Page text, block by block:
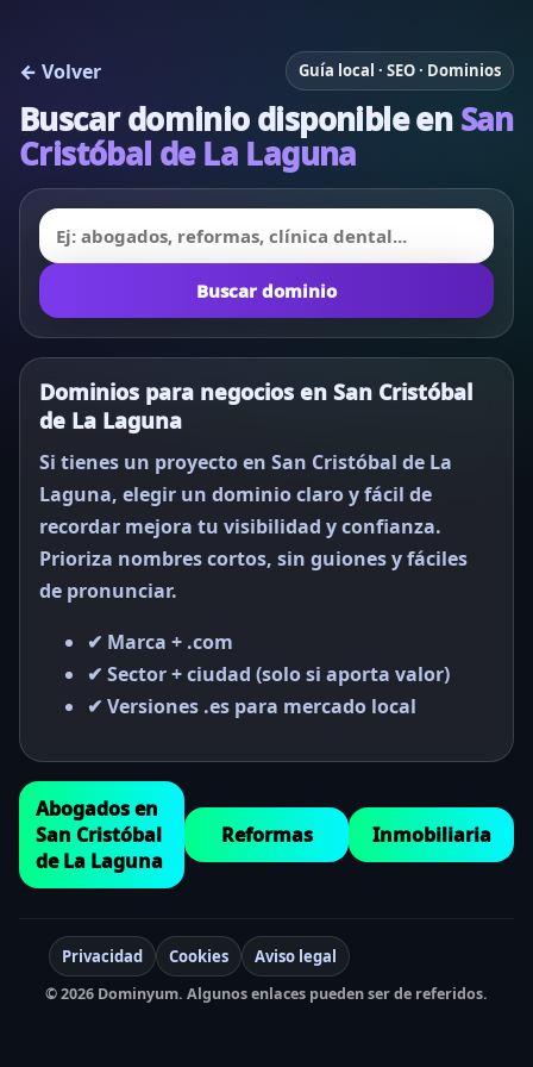
← Volver Guía local · SEO · Dominios
Buscar dominio disponible enSan
Cristóbal de La Laguna
Buscar dominio
Dominios para negocios en San Cristóbal
de La Laguna
Si tienes un proyecto en San Cristóbal de La
Laguna, elegir un dominio claro y fácil de
recordar mejora tu visibilidad y confianza.
Prioriza nombres cortos, sin guiones y fáciles
de pronunciar.
✔ Marca + .com
✔ Sector + ciudad (solo si aporta valor)
✔ Versiones .es para mercado local
Abogados en
San Cristóbal
de La Laguna
Reformas Inmobiliaria
Privacidad Cookies Aviso legal
© 2026 Dominyum. Algunos enlaces pueden ser de referidos.